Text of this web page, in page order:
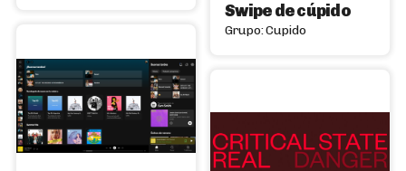
Swipe de cúpido
Grupo: Cupido